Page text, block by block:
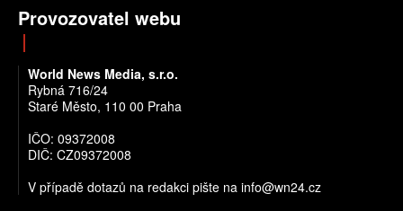
Provozovatel webu
World News Media, s.r.o.
Rybná 716/24
Staré Město, 110 00 Praha
IČO: 09372008
DIČ: CZ09372008
V případě dotazů na redakci pište na info@wn24.cz